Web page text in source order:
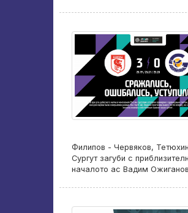
Филипов - Червяков,
Сургут загуби с
началото ас Вадим